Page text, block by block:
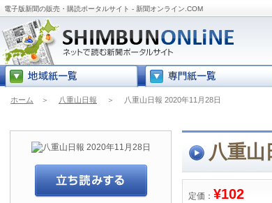
電子版新聞の販売・購読ポータルサイト - 新聞オンライン.COM
ホーム ＞ 八重山日報 ＞ 八重山日報 2020年11月28日
八重山
定価： ¥102